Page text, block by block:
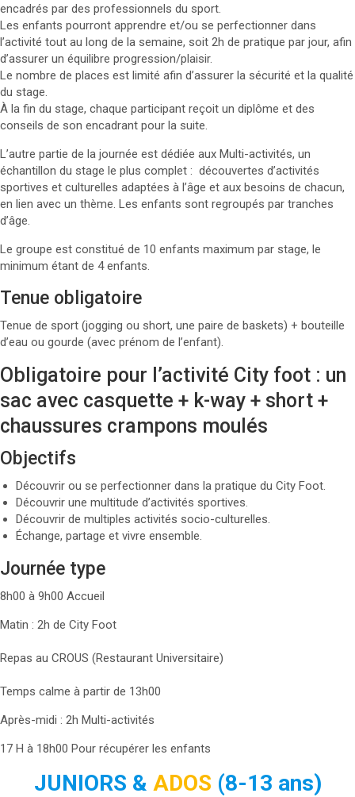
encadrés par des professionnels du sport.
Les enfants pourront apprendre et/ou se perfectionner dans
l’activité tout au long de la semaine, soit 2h de pratique par jour, afin
d’assurer un équilibre progression/plaisir.
Le nombre de places est limité afin d’assurer la sécurité et la qualité
du stage.
À la fin du stage, chaque participant reçoit un diplôme et des
conseils de son encadrant pour la suite.
L’autre partie de la journée est dédiée aux Multi-activités, un
échantillon du stage le plus complet : découvertes d’activités
sportives et culturelles adaptées à l’âge et aux besoins de chacun,
en lien avec un thème. Les enfants sont regroupés par tranches
d’âge.
Le groupe est constitué de 10 enfants maximum par stage, le
minimum étant de 4 enfants.
Tenue obligatoire
Tenue de sport (jogging ou short, une paire de baskets) + bouteille
d’eau ou gourde (avec prénom de l’enfant).
Obligatoire pour l’activité City foot : un
sac avec casquette + k-way + short +
chaussures crampons moulés
Objectifs
Découvrir ou se perfectionner dans la pratique du City Foot.
Découvrir une multitude d’activités sportives.
Découvrir de multiples activités socio-culturelles.
Échange, partage et vivre ensemble.
Journée type
8h00 à 9h00 Accueil
Matin : 2h de City Foot
Repas au CROUS (Restaurant Universitaire)
Temps calme à partir de 13h00
Après-midi : 2h Multi-activités
17 H à 18h00 Pour récupérer les enfants
JUNIORS & ADOS (8-13 ans)